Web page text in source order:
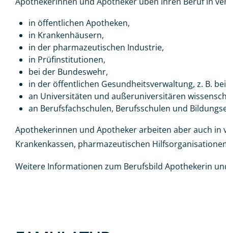
in öffentlichen Apotheken,
in Krankenhäusern,
in der pharmazeutischen Industrie,
in Prüfinstitutionen,
bei der Bundeswehr,
in der öffentlichen Gesundheitsverwaltung, z. B.
an Universitäten und außeruniversitären
an Berufsfachschulen, Berufsschulen und
Apothekerinnen und Apotheker arbeiten aber auch in
Krankenkassen, pharmazeutischen
Weitere Informationen zum Berufsbild Apothekerin